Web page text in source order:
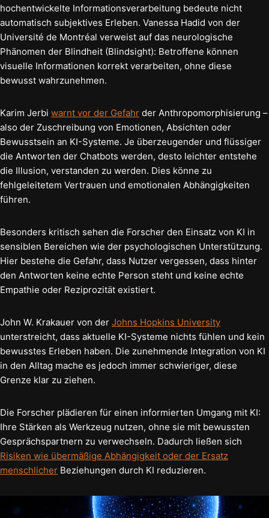
hochentwickelte Informationsverarbeitung bedeute nicht
automatisch subjektives Erleben. Vanessa Hadid von der
Université de Montréal verweist auf das neurologische
Phänomen der Blindheit (Blindsight): Betroffene können
visuelle Informationen korrekt verarbeiten, ohne diese
bewusst wahrzunehmen.
Karim Jerbi warnt vor der Gefahr der Anthropomorphisierung –
also der Zuschreibung von Emotionen, Absichten oder
Bewusstsein an KI-Systeme. Je überzeugender und flüssiger
die Antworten der Chatbots werden, desto leichter entstehe
die Illusion, verstanden zu werden. Dies könne zu
fehlgeleitetem Vertrauen und emotionalen Abhängigkeiten
führen.
Besonders kritisch sehen die Forscher den Einsatz von KI in
sensiblen Bereichen wie der psychologischen Unterstützung.
Hier bestehe die Gefahr, dass Nutzer vergessen, dass hinter
den Antworten keine echte Person steht und keine echte
Empathie oder Reziprozität existiert.
John W. Krakauer von der Johns Hopkins University
unterstreicht, dass aktuelle KI-Systeme nichts fühlen und kein
bewusstes Erleben haben. Die zunehmende Integration von KI
in den Alltag mache es jedoch immer schwieriger, diese
Grenze klar zu ziehen.
Die Forscher plädieren für einen informierten Umgang mit KI:
Ihre Stärken als Werkzeug nutzen, ohne sie mit bewussten
Gesprächspartnern zu verwechseln. Dadurch ließen sich
Risiken wie übermäßige Abhängigkeit oder der Ersatz
menschlicher Beziehungen durch KI reduzieren.